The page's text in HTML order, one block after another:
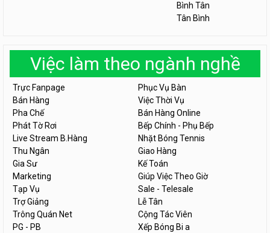
Bình Tân
Tân Bình
Việc làm theo ngành nghề
Trực Fanpage
Phục Vụ Bàn
Bán Hàng
Việc Thời Vụ
Pha Chế
Bán Hàng Online
Phát Tờ Rơi
Bếp Chính - Phụ Bếp
Live Stream B.Hàng
Nhặt Bóng Tennis
Thu Ngân
Giao Hàng
Gia Sư
Kế Toán
Marketing
Giúp Việc Theo Giờ
Tạp Vụ
Sale - Telesale
Trợ Giảng
Lễ Tân
Trông Quán Net
Cộng Tác Viên
PG - PB
Xếp Bóng Bi a